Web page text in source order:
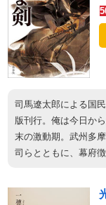
司馬遼太郎による国
版刊行。俺は今日か
末の激動期。武州多
司らとともに、幕府